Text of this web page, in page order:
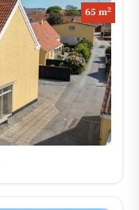
65 m2